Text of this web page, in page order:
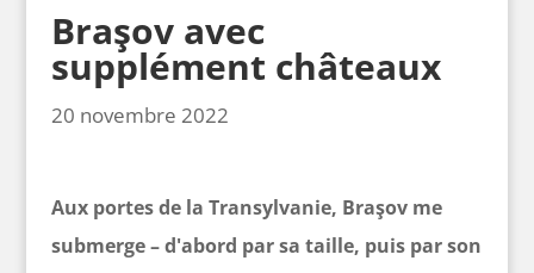
Braşov avec
supplément châteaux
20 novembre 2022
Aux portes de la Transylvanie, Braşov me
submerge – d'abord par sa taille, puis par son